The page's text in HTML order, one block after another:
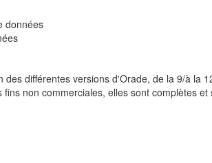
données
différentes versions d'Orade, de la 9/à la
non commerciales, elles sont complètes